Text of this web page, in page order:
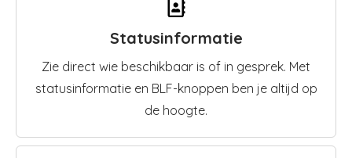
Statusinformatie
Zie direct wie beschikbaar is of in gesprek. Met
statusinformatie en BLF-knoppen ben je altijd op
de hoogte.